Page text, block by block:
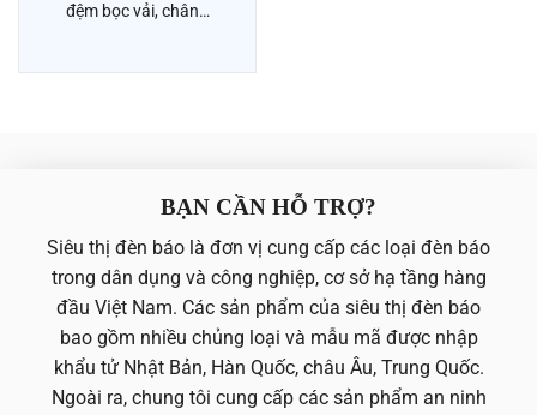
đệm bọc vải, chân…
BẠN CẦN HỖ TRỢ?
Siêu thị đèn báo là đơn vị cung cấp các loại đèn báo
trong dân dụng và công nghiệp, cơ sở hạ tầng hàng
đầu Việt Nam. Các sản phẩm của siêu thị đèn báo
bao gồm nhiều chủng loại và mẫu mã được nhập
khẩu tử Nhật Bản, Hàn Quốc, châu Âu, Trung Quốc.
Ngoài ra, chung tôi cung cấp các sản phẩm an ninh